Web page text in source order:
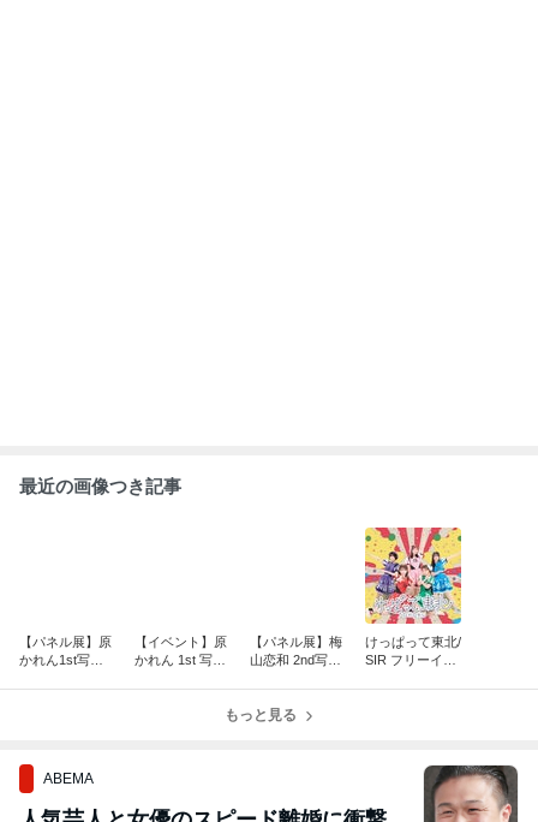
最近の画像つき記事
【パネル展】原
かれん1st写真
【イベント】原
かれん 1st 写真
【パネル展】梅
山恋和 2nd写真
ネル展開催！
けっぱって東北/
SIR フリーイベ
もっと見る
ABEMA